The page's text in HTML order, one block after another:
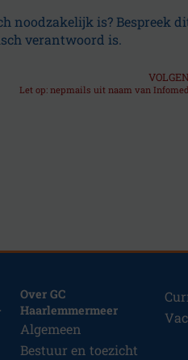
noodzakelijk is? Bespreek
verantwoord is.
Let op: nepmails uit naam van
Over GC
Haarlemmermeer
Algemeen
Bestuur en toezicht